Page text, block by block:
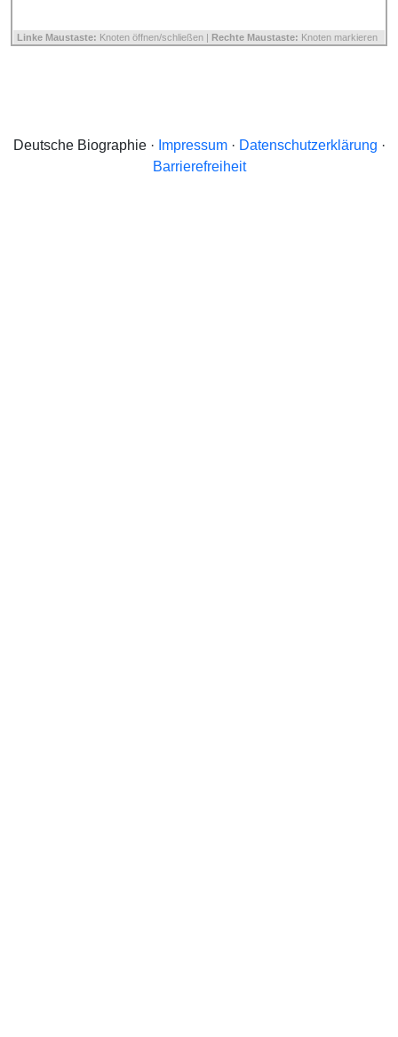
Linke Maustaste: Knoten öffnen/schließen | Rechte Maustaste: Knoten markieren
Deutsche Biographie · Impressum· Datenschutzerklärung ·
Barrierefreiheit